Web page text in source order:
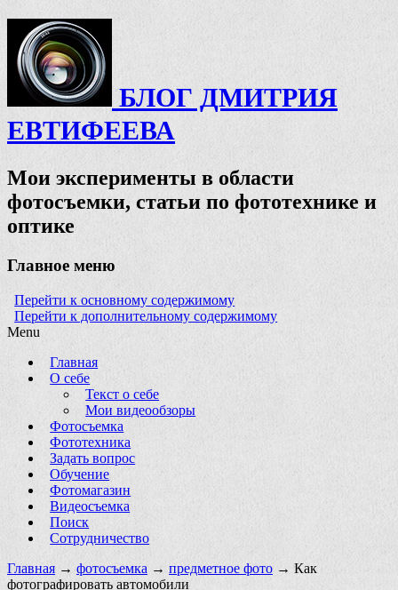
БЛОГ ДМИТРИЯ
ЕВТИФЕЕВА
Мои эксперименты в области
фотосъемки, статьи по фототехнике и
оптике
Главное меню
Перейти к основному содержимому
Перейти к дополнительному содержимому
Menu
Главная
О себе
Текст о себе
Мои видеообзоры
Фотосъемка
Фототехника
Задать вопрос
Обучение
Фотомагазин
Видеосъемка
Поиск
Сотрудничество
Главная → фотосъемка → предметное фото → Как
фотографировать автомобили